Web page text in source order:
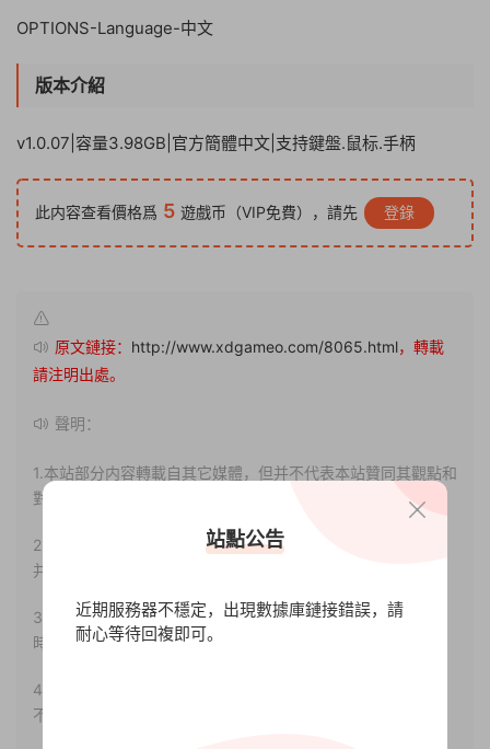
OPTIONS-Language-中文
版本介紹
v1.0.07|容量3.98GB|官方簡體中文|支持鍵盤.鼠标.手柄
此内容查看價格爲 5 遊戲币（VIP免費），請先 登錄
原文鏈接： http://www.xdgameo.com/8065.html，轉載
請注明出處。
聲明：
1.本站部分内容轉載自其它媒體，但并不代表本站贊同其觀點和
對其真實性負責。
2.若您需要商業運營或用于其他商業活動，請您購買正版授權
并合法使用。
3.如果本站有侵犯、不妥之處的資源，請聯系我們。将會第一
時間解決！
4.本站部分内容均由互聯網收集整理，僅供大家參考、學習，
不存在任何商業目的與商業用途。
站點公告
近期服務器不穩定，出現數據庫鏈接錯誤，請
耐心等待回複即可。